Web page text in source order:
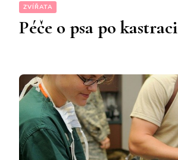
ZVÍŘATA
Péče o psa po kastraci